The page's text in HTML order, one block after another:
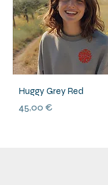
Huggy Grey Red
Prix
45,00 €